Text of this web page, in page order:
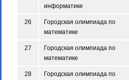
информатике
26
Городская олимпиада по
математике
27
Городская олимпиада по
математике
28
Городская олимпиада по